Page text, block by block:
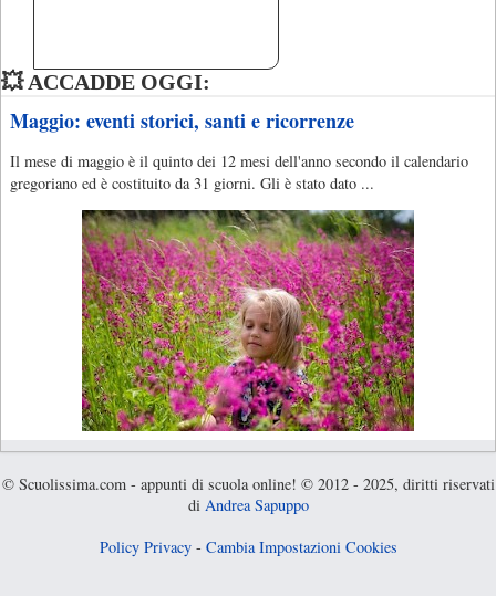
💥 ACCADDE OGGI:
Maggio: eventi storici, santi e ricorrenze
Il mese di maggio è il quinto dei 12 mesi dell'anno secondo il calendario
gregoriano ed è costituito da 31 giorni. Gli è stato dato ...
© Scuolissima.com - appunti di scuola online! © 2012 - 2025, diritti riservati
di Andrea Sapuppo
Policy Privacy- Cambia Impostazioni Cookies